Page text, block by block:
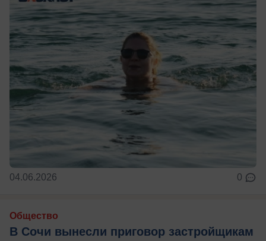
04.06.2026 0
Общество
В Сочи вынесли приговор застройщикам